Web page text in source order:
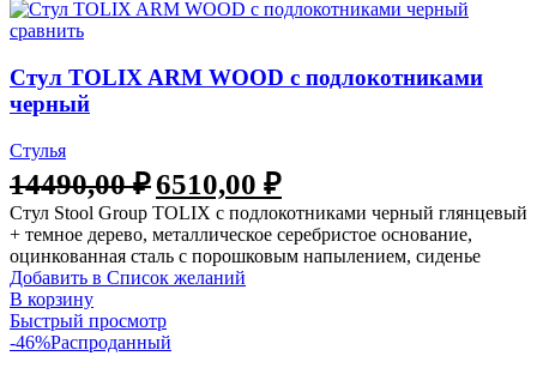
сравнить
Стул TOLIX ARM WOOD с подлокотниками
черный
Стулья
14490,00₽6510,00 ₽
Стул Stool Group TOLIX с подлокотниками черный глянцевый
+ темное дерево, металлическое серебристое основание,
оцинкованная сталь с порошковым напылением, сиденье
Добавить в Список желаний
В корзину
Быстрый просмотр
-46%Распроданный